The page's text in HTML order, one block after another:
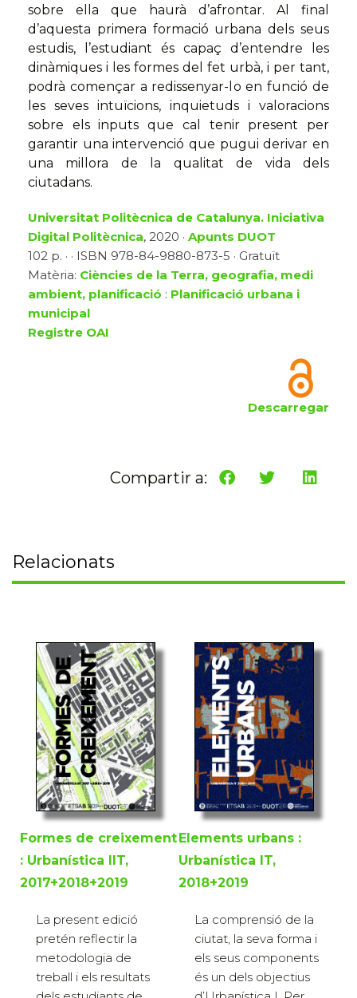
sobre ella que haurà d’afrontar. Al final
d’aquesta primera formació urbana dels seus
estudis, l’estudiant és capaç d’entendre les
dinàmiques i les formes del fet urbà, i per tant,
podrà començar a redissenyar-lo en funció de
les seves intuïcions, inquietuds i valoracions
sobre els inputs que cal tenir present per
garantir una intervenció que pugui derivar en
una millora de la qualitat de vida dels
ciutadans.
Universitat Politècnica de Catalunya. Iniciativa
Digital Politècnica, 2020 · Apunts DUOT
102 p. · · ISBN 978-84-9880-873-5 · Gratuït
Matèria: Ciències de la Terra, geografia, medi
ambient, planificació : Planificació urbana i
municipal
Registre OAI
Descarregar
Compartir a:
Relacionats
Formes de creixement
: Urbanística IIT,
2017+2018+2019
La present edició
pretén reflectir la
metodologia de
treball i els resultats
Elements urbans :
Urbanística IT,
2018+2019
La comprensió de la
ciutat, la seva forma i
els seus components
és un dels objectius